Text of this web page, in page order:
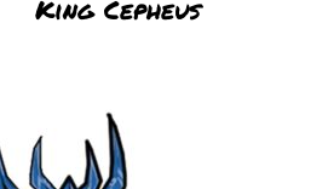
King Cepheus